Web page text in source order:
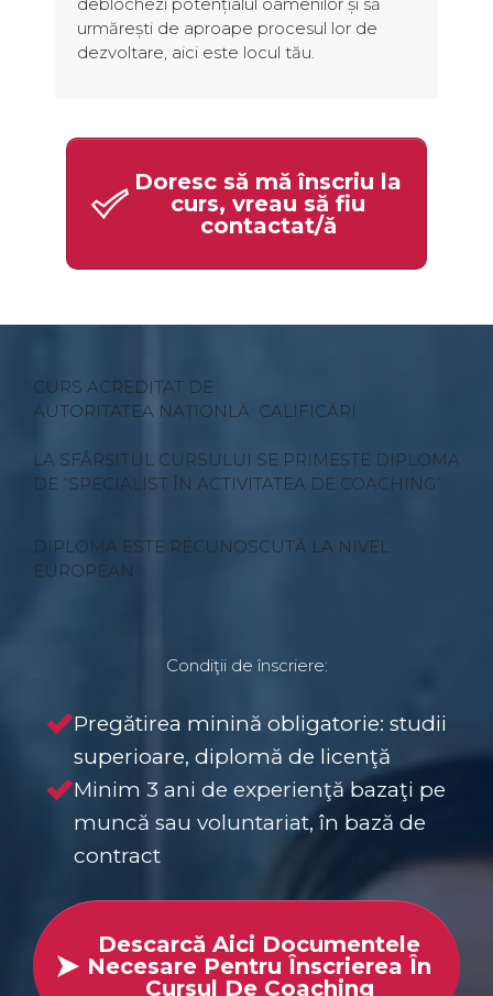
urmărești de aproape procesul lor de
dezvoltare, aici este locul tău.
Doresc să mă înscriu la
curs, vreau să fiu
contactat/ă
CURS ACREDITAT DE
AUTORITATEA NAȚIONLĂ CALIFICĂRI
LA SFÂRȘITUL CURSULUI SE PRIMEȘTE DIPLOMA
DE ”SPECIALIST ÎN ACTIVITATEA DE COACHING”
DIPLOMA ESTE RECUNOSCUTĂ LA NIVEL
EUROPEAN
Condiţii de înscriere:
Pregătirea minină obligatorie: studii
superioare, diplomă de licenţă
Minim 3 ani de experienţă bazaţi pe
muncă sau voluntariat, în bază de
contract
Descarcă Aici Documentele
Necesare Pentru Înscrierea În
Cursul De Coaching